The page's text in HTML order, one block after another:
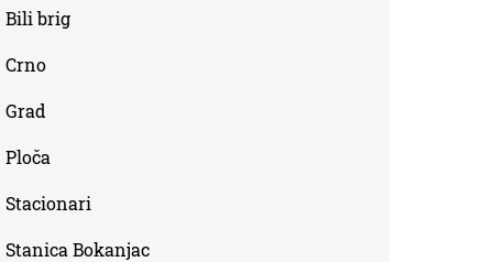
Bili brig
Crno
Grad
Ploča
Stacionari
Stanica Bokanjac